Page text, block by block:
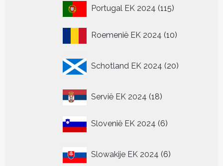
Portugal EK 2024 115115
Roemenië EK 2024 1010
Schotland EK 2024 20
producten
Servië EK 2024 1818
Slovenië EK 2024 66
Slowakije EK 2024 6
producten